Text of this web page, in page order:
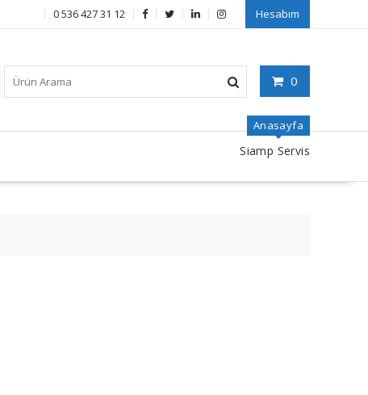
0 536 427 31 12 Hesabım
0
Anasayfa
Siamp Servis